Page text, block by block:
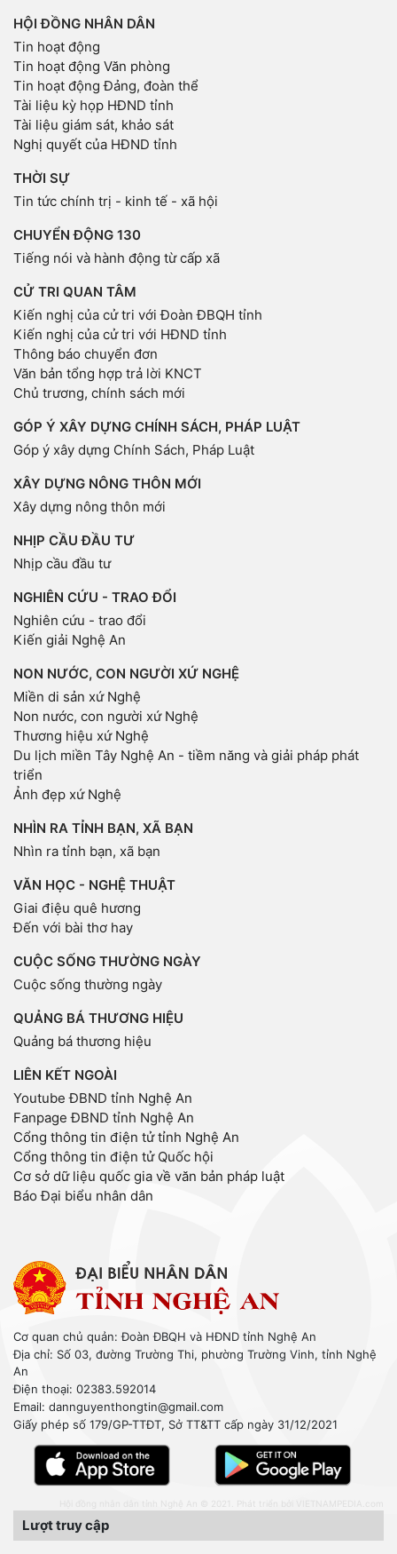
HỘI ĐỒNG NHÂN DÂN
Tin hoạt động
Tin hoạt động Văn phòng
Tin hoạt động Đảng, đoàn thể
Tài liệu kỳ họp HĐND tỉnh
Tài liệu giám sát, khảo sát
Nghị quyết của HĐND tỉnh
THỜI SỰ
Tin tức chính trị - kinh tế - xã hội
CHUYỂN ĐỘNG 130
Tiếng nói và hành động từ cấp xã
CỬ TRI QUAN TÂM
Kiến nghị của cử tri với Đoàn ĐBQH tỉnh
Kiến nghị của cử tri với HĐND tỉnh
Thông báo chuyển đơn
Văn bản tổng hợp trả lời KNCT
Chủ trương, chính sách mới
GÓP Ý XÂY DỰNG CHÍNH SÁCH, PHÁP LUẬT
Góp ý xây dựng Chính Sách, Pháp Luật
XÂY DỰNG NÔNG THÔN MỚI
Xây dựng nông thôn mới
NHỊP CẦU ĐẦU TƯ
Nhịp cầu đầu tư
NGHIÊN CỨU - TRAO ĐỔI
Nghiên cứu - trao đổi
Kiến giải Nghệ An
NON NƯỚC, CON NGƯỜI XỨ NGHỆ
Miền di sản xứ Nghệ
Non nước, con người xứ Nghệ
Thương hiệu xứ Nghệ
Du lịch miền Tây Nghệ An - tiềm năng và giải pháp phát
triển
Ảnh đẹp xứ Nghệ
NHÌN RA TỈNH BẠN, XÃ BẠN
Nhìn ra tỉnh bạn, xã bạn
VĂN HỌC - NGHỆ THUẬT
Giai điệu quê hương
Đến với bài thơ hay
CUỘC SỐNG THƯỜNG NGÀY
Cuộc sống thường ngày
QUẢNG BÁ THƯƠNG HIỆU
Quảng bá thương hiệu
LIÊN KẾT NGOÀI
Youtube ĐBND tỉnh Nghệ An
Fanpage ĐBND tỉnh Nghệ An
Cổng thông tin điện tử tỉnh Nghệ An
Cổng thông tin điện tử Quốc hội
Cơ sở dữ liệu quốc gia về văn bản pháp luật
Báo Đại biểu nhân dân
Cơ quan chủ quản: Đoàn ĐBQH và HĐND tỉnh Nghệ An
Địa chỉ: Số 03, đường Trường Thi, phường Trường Vinh, tỉnh Nghệ
An
Điện thoại: 02383.592014
Email: dannguyenthongtin@gmail.com
Giấy phép số 179/GP-TTĐT, Sở TT&TT cấp ngày 31/12/2021
Hội đồng nhân dân tỉnh Nghệ An © 2021. Phát triển bởi
Lượt truy cập